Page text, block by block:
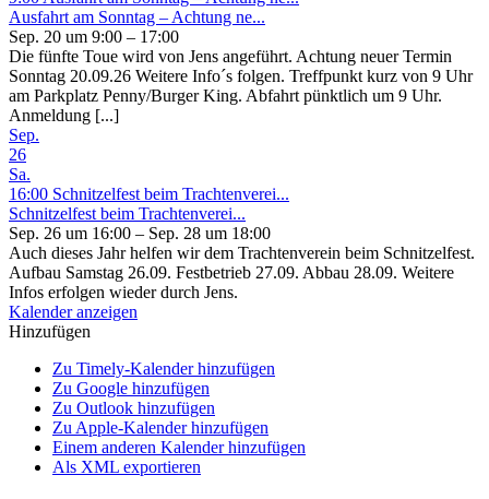
Ausfahrt am Sonntag – Achtung ne...
Sep. 20 um 9:00 – 17:00
Die fünfte Toue wird von Jens angeführt. Achtung neuer Termin
Sonntag 20.09.26 Weitere Info´s folgen. Treffpunkt kurz von 9 Uhr
am Parkplatz Penny/Burger King. Abfahrt pünktlich um 9 Uhr.
Anmeldung [...]
Sep.
26
Sa.
16:00 Schnitzelfest beim Trachtenverei...
Schnitzelfest beim Trachtenverei...
Sep. 26 um 16:00 – Sep. 28 um 18:00
Auch dieses Jahr helfen wir dem Trachtenverein beim Schnitzelfest.
Aufbau Samstag 26.09. Festbetrieb 27.09. Abbau 28.09. Weitere
Infos erfolgen wieder durch Jens.
Kalender anzeigen
Hinzufügen
Zu Timely-Kalender hinzufügen
Zu Google hinzufügen
Zu Outlook hinzufügen
Zu Apple-Kalender hinzufügen
Einem anderen Kalender hinzufügen
Als XML exportieren